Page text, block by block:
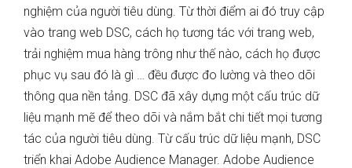
nghiệm của người tiêu dùng. Từ thời điểm ai đó truy cập
vào trang web DSC, cách họ tương tác với trang web,
trải nghiệm mua hàng trông như thế nào, cách họ được
phục vụ sau đó là gì … đều được đo lường và theo dõi
thông qua nền tảng. DSC đã xây dựng một cấu ​​trúc dữ
liệu mạnh mẽ để theo dõi và nắm bắt chi tiết mọi tương
tác của người tiêu dùng. Từ cấu trúc dữ liệu mạnh, DSC
triển khai Adobe Audience Manager. Adobe Audience